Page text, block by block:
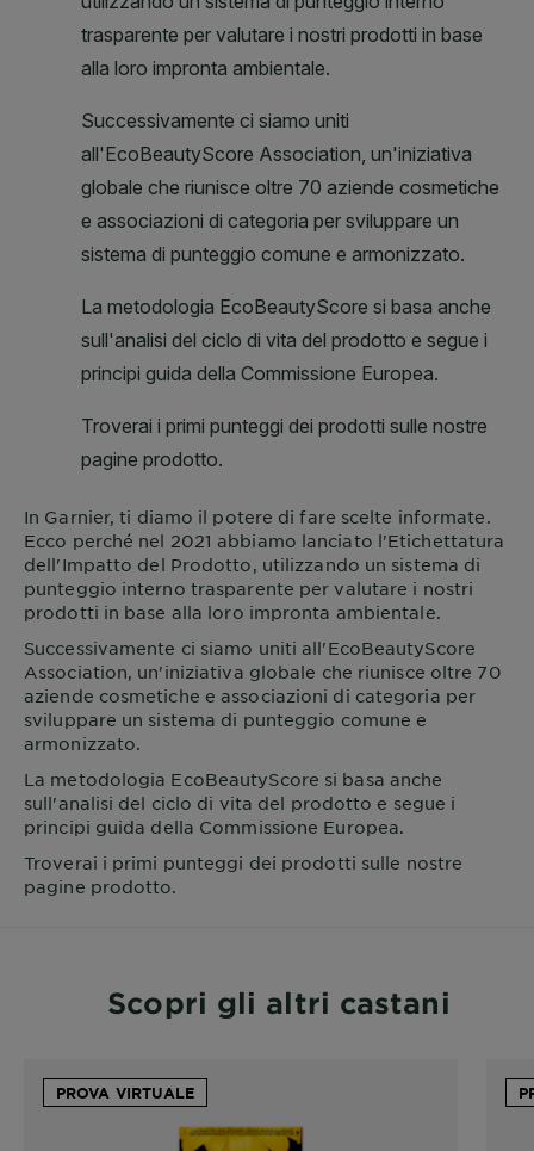
In Garnier, ti diamo il potere di fare scelte informate.
Ecco perché nel 2021 abbiamo lanciato l'Etichettatura
dell'Impatto del Prodotto, utilizzando un sistema di
punteggio interno trasparente per valutare i nostri
prodotti in base alla loro impronta ambientale.
Successivamente ci siamo uniti all'EcoBeautyScore
Association, un'iniziativa globale che riunisce oltre 70
aziende cosmetiche e associazioni di categoria per
sviluppare un sistema di punteggio comune e
armonizzato.
La metodologia EcoBeautyScore si basa anche
sull'analisi del ciclo di vita del prodotto e segue i
principi guida della Commissione Europea.
Troverai i primi punteggi dei prodotti sulle nostre
pagine prodotto.
Scopri gli altri castani
PROVA VIRTUALE